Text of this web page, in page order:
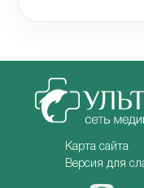
Карта сайта
Версия для